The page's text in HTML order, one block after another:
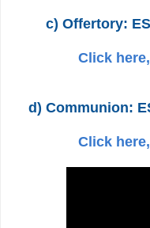
c) Offertory:
Click
d) Communion:
Click